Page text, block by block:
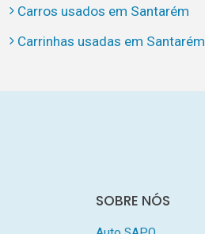
Carros usados em Santarém
Carrinhas usadas em Santarém
SOBRE NÓS